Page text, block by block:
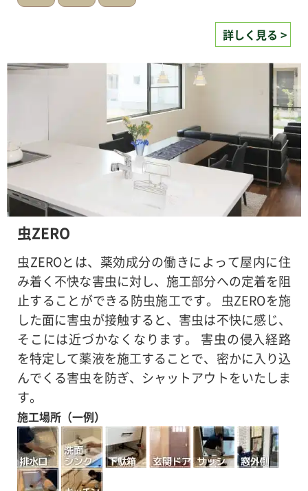
詳しく見る >
虫ZERO
虫ZEROとは、薬効成分の働きによって屋内に住
み着く不快な害虫に対し、施工部分への定着を阻
止することができる防虫施工です。 虫ZEROを施
した面に害虫が接触すると、害虫は不快に感じ、
そこには近づかなくなります。 害虫の侵入経路
を特定して薬液を施工することで、密かに入り込
んでくる害虫を防ぎ、シャットアウトをいたしま
す。
施工場所（一例）